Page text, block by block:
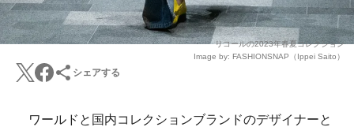
リコールの2023年春夏コレクション
Image by: FASHIONSNAP（Ippei Saito）
シェアする
ワールドと国内コレクションブランドのデザイナーと